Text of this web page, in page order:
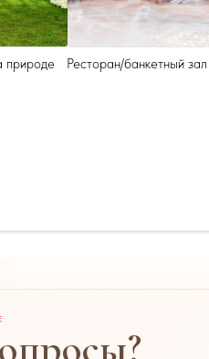
природе Ресторан/банкетный зал